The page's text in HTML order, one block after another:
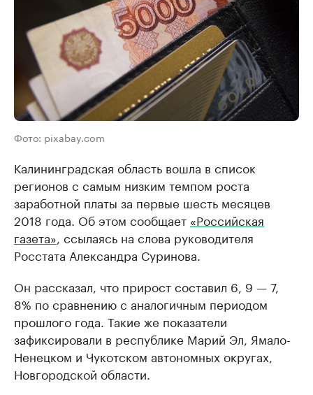
Фото: pixabay.com
Калининградская область вошла в список
регионов с самым низким темпом роста
заработной платы за первые шесть месяцев
2018 года. Об этом сообщает «Российская
газета» , ссылаясь на слова руководителя
Росстата Александра Суринова.
Он рассказал, что прирост составил 6, 9 — 7,
8% по сравнению с аналогичным периодом
прошлого года. Такие же показатели
зафиксировали в республике Марий Эл, Ямало-
Ненецком и Чукотском автономных округах,
Новгородской области.